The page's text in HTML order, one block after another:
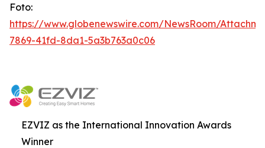
Foto:
https://www.globenewswire.com/NewsRoom/
7869-41fd-8da1-5a3b763a0c06
EZVIZ as the International Innovation Awards
Winner